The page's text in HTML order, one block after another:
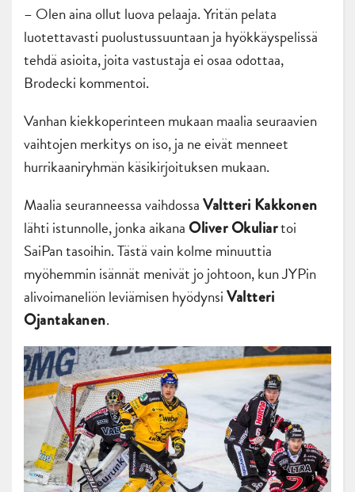
– Olen aina ollut luova pelaaja. Yritän pelata
luotettavasti puolustussuuntaan ja hyökkäyspelissä
tehdä asioita, joita vastustaja ei osaa odottaa,
Brodecki kommentoi.
Vanhan kiekkoperinteen mukaan maalia seuraavien
vaihtojen merkitys on iso, ja ne eivät menneet
hurrikaaniryhmän käsikirjoituksen mukaan.
Maalia seuranneessa vaihdossaValtteri Kakkonen
lähti istunnolle, jonka aikanaOliver Okuliartoi
SaiPan tasoihin. Tästä vain kolme minuuttia
myöhemmin isännät menivät jo johtoon, kun JYPin
alivoimaneliön leviämisen hyödynsiValtteri
Ojantakanen.